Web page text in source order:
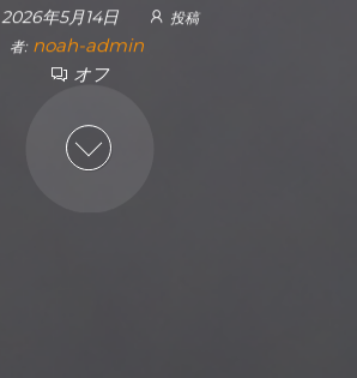
2026年5月14日
投稿
者: noah-admin
オフ